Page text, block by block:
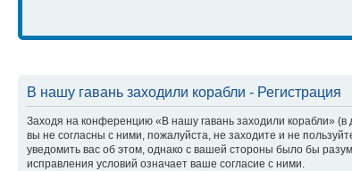
В нашу гавань заходили корабли - Регистрация
Заходя на конференцию «В нашу гавань заходили корабли»
вы не согласны с ними, пожалуйста, не заходите и не
уведомить вас об этом, однако с вашей стороны было бы
исправления условий означает ваше согласие с ними.